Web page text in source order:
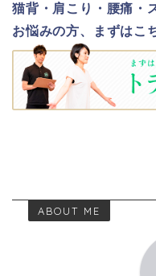
猫背・肩こり・腰痛・
お悩みの方、まずはこ
ABOUT ME